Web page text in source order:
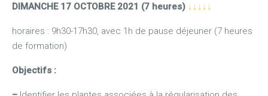
DIMANCHE 17 OCTOBRE 2021 (7 heures) ↓↓↓↓↓
horaires : 9h30-17h30, avec 1h de pause déjeuner (7 heures
de formation)
Objectifs :